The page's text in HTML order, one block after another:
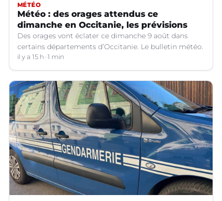
MÉTÉO
Météo : des orages attendus ce
dimanche en Occitanie, les prévisions
Des orages vont éclater ce dimanche 9 août dans
certains départements d’Occitanie. Le bulletin météo.
il y a 15 h 1 min